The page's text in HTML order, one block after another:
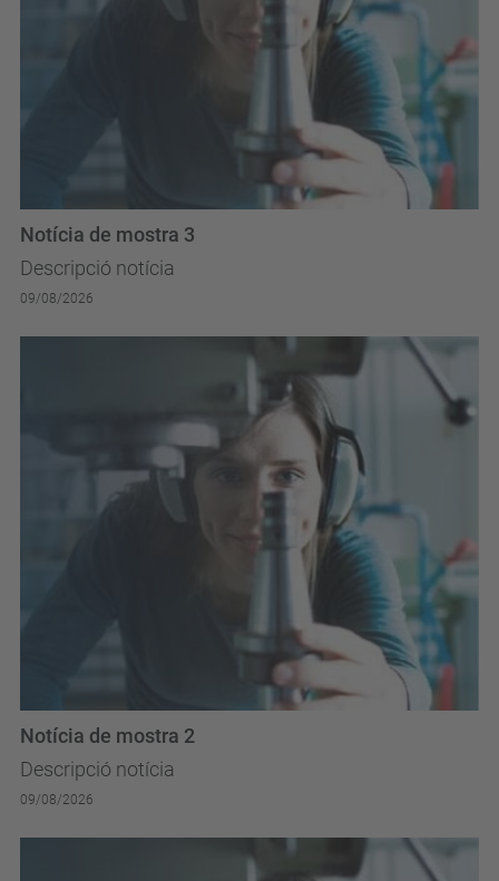
Descripció notícia
Notícia de mostra 3
09/08/2026
Descripció notícia
Notícia de mostra 2
09/08/2026